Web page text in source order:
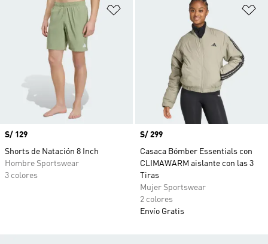
Añadir a la lista de deseos
Precio
S/ 129
Shorts de Natación 8 Inch
Hombre Sportswear
3 colores
Precio
S/ 299
Casaca Bómber Essentials con
CLIMAWARM aislante con las 3
Tiras
Mujer Sportswear
2 colores
Envío Gratis